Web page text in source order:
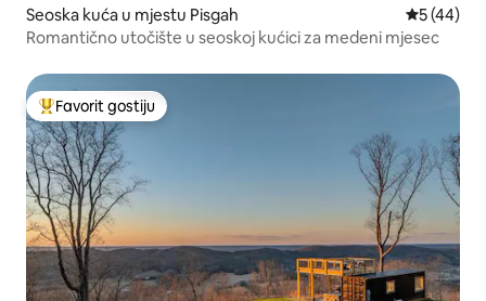
Seoska kuća u mjestu Pisgah prosječna
5 (44)
Romantično utočište u seoskoj kućici za medeni mjesec
Glavni favorit gostiju
Favorit gostiju